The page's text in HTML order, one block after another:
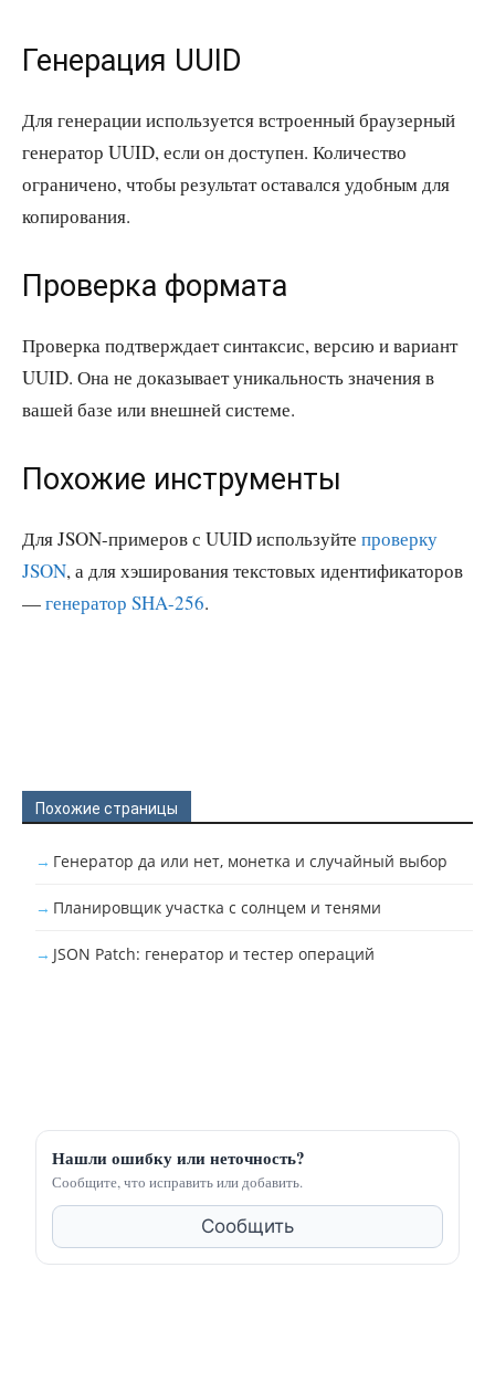
Генерация UUID
Для генерации используется встроенный браузерный
генератор UUID, если он доступен. Количество
ограничено, чтобы результат оставался удобным для
копирования.
Проверка формата
Проверка подтверждает синтаксис, версию и вариант
UUID. Она не доказывает уникальность значения в
вашей базе или внешней системе.
Похожие инструменты
Для JSON-примеров с UUID используйте проверку
JSON, а для хэширования текстовых идентификаторов
—генератор SHA-256.
Похожие страницы
Генератор да или нет, монетка и случайный выбор
Планировщик участка с солнцем и тенями
JSON Patch: генератор и тестер операций
Нашли ошибку или неточность?
Сообщите, что исправить или добавить.
Сообщить